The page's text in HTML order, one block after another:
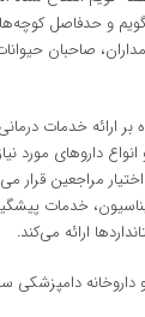
صاحبان
بر ارائه خدمات
داروهای مورد
مراجعین قرار
خدمات
ارائه می‌کند.